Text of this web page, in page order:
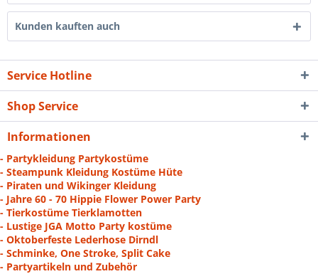
Kunden kauften auch
Service Hotline
Shop Service
Informationen
- Partykleidung Partykostüme
- Steampunk Kleidung Kostüme Hüte
- Piraten und Wikinger Kleidung
- Jahre 60 - 70 Hippie Flower Power Party
- Tierkostüme Tierklamotten
- Lustige JGA Motto Party kostüme
- Oktoberfeste Lederhose Dirndl
- Schminke, One Stroke, Split Cake
- Partyartikeln und Zubehör